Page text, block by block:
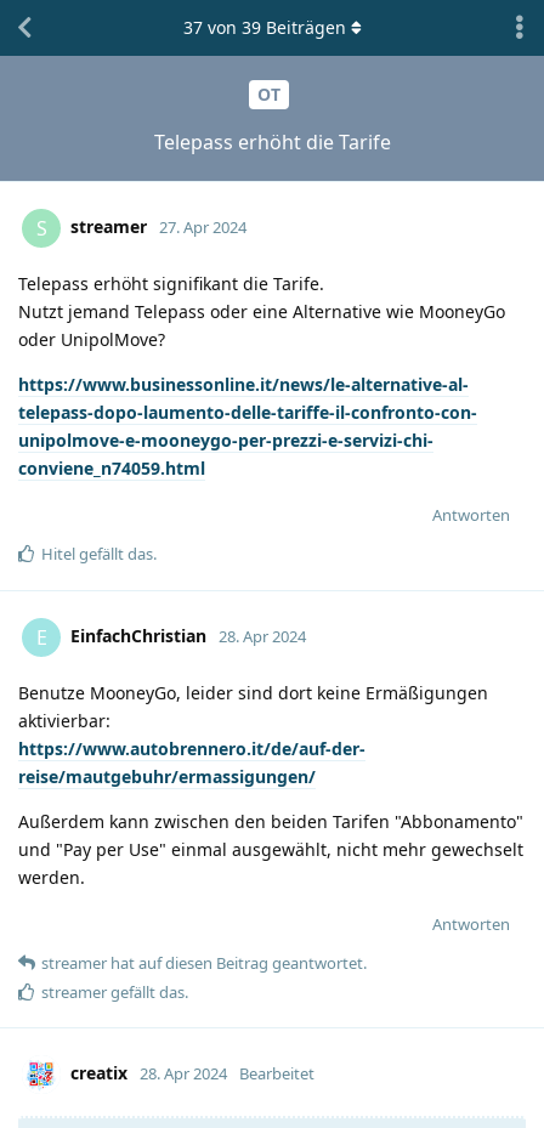
OT
Telepass erhöht die Tarife
37von 39Beiträgen
S streamer 27. Apr 2024
Telepass erhöht signifikant die Tarife.
Nutzt jemand Telepass oder eine Alternative wie MooneyGo
oder UnipolMove?
https://www.businessonline.it/news/le-alternative-al-
telepass-dopo-laumento-delle-tariffe-il-confronto-con-
unipolmove-e-mooneygo-per-prezzi-e-servizi-chi-
conviene_n74059.html
Antworten
Hitelgefällt das.
E EinfachChristian 28. Apr 2024
Benutze MooneyGo, leider sind dort keine Ermäßigungen
aktivierbar:
https://www.autobrennero.it/de/auf-der-
reise/mautgebuhr/ermassigungen/
Außerdem kann zwischen den beiden Tarifen "Abbonamento"
und "Pay per Use" einmal ausgewählt, nicht mehr gewechselt
werden.
Antworten
streamer hatauf diesen Beitrag geantwortet.
streamergefällt das.
creatix 28. Apr 2024 Bearbeitet